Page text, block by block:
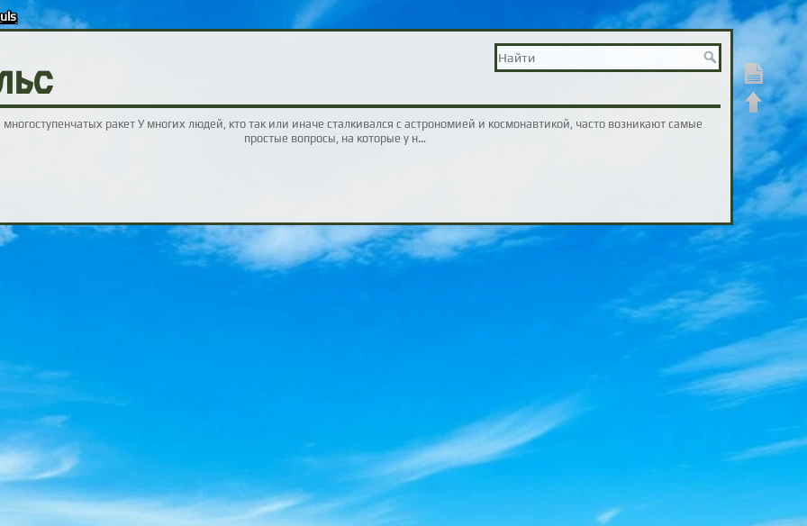
ракет У многих людей, кто так или иначе сталкивался с астрономией и космонавтикой, часто возникают самые
простые вопросы, на которые у н…
Показать
Наверх